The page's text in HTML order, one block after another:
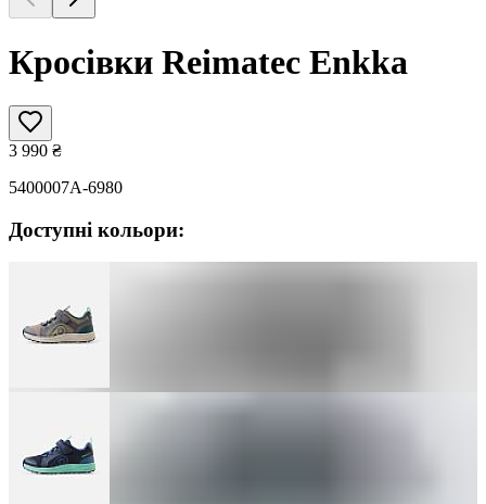
Кросівки Reimatec Enkka
3 990 ₴
5400007A-6980
Доступні кольори: